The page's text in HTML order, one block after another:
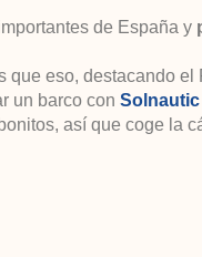
de España y
que eso, destacando el
un barco con
así que coge la